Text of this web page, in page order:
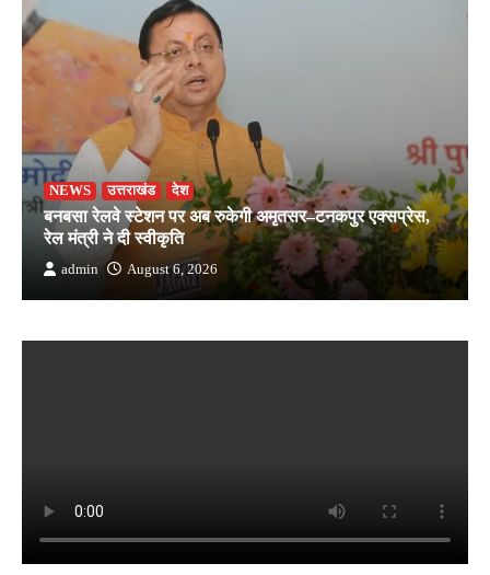
NEWS उत्तराखंड देश
बनबसा रेलवे स्टेशन पर अब रुकेगी अमृतसर–टनकपुर एक्सप्रेस,
रेल मंत्री ने दी स्वीकृति
admin August 6, 2026